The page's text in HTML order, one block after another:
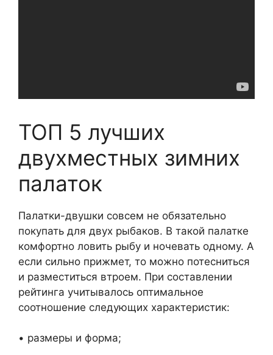
ТОП 5 лучших
двухместных зимних
палаток
Палатки-двушки совсем не обязательно
покупать для двух рыбаков. В такой палатке
комфортно ловить рыбу и ночевать одному. А
если сильно прижмет, то можно потесниться
и разместиться втроем. При составлении
рейтинга учитывалось оптимальное
соотношение следующих характеристик:
• размеры и форма;